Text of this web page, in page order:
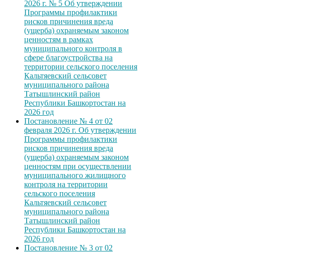
2026 г. № 5 Об утверждении
Программы профилактики
рисков причинения вреда
(ущерба) охраняемым законом
ценностям в рамках
муниципального контроля в
сфере благоустройства на
территории сельского поселения
Кальтяевский сельсовет
муниципального района
Татышлинский район
Республики Башкортостан на
2026 год
Постановление № 4 от 02
февраля 2026 г. Об утверждении
Программы профилактики
рисков причинения вреда
(ущерба) охраняемым законом
ценностям при осуществлении
муниципального жилищного
контроля на территории
сельского поселения
Кальтяевский сельсовет
муниципального района
Татышлинский район
Республики Башкортостан на
2026 год
Постановление № 3 от 02